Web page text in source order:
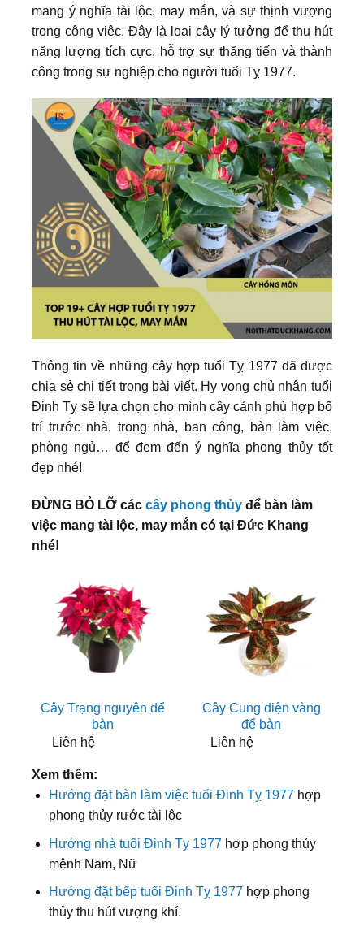
mang ý nghĩa tài lộc, may mắn, và sự thịnh vượng
trong công việc. Đây là loại cây lý tưởng để thu hút
năng lượng tích cực, hỗ trợ sự thăng tiến và thành
công trong sự nghiệp cho người tuổi Tỵ 1977.
Thông tin về những cây hợp tuổi Tỵ 1977 đã được
chia sẻ chi tiết trong bài viết. Hy vọng chủ nhân tuổi
Đinh Tỵ sẽ lựa chọn cho mình cây cảnh phù hợp bố
trí trước nhà, trong nhà, ban công, bàn làm việc,
phòng ngủ… để đem đến ý nghĩa phong thủy tốt
đẹp nhé!
ĐỪNG BỎ LỠ các cây phong thủy để bàn làm
việc mang tài lộc, may mắn có tại Đức Khang
nhé!
Cây Trạng nguyên để
bàn
Liên hệ
Cây Cung điện vàng
để bàn
Liên hệ
Xem thêm:
Hướng đặt bàn làm việc tuổi Đinh Tỵ 1977 hợp
phong thủy rước tài lộc
Hướng nhà tuổi Đinh Tỵ 1977 hợp phong thủy
mệnh Nam, Nữ
Hướng đặt bếp tuổi Đinh Tỵ 1977 hợp phong
thủy thu hút vượng khí.